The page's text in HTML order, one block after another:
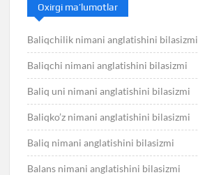
Oxirgi ma’lumotlar
Baliqchilik nimani anglatishini bilasizmi
Baliqchi nimani anglatishini bilasizmi
Baliq uni nimani anglatishini bilasizmi
Baliqko’z nimani anglatishini bilasizmi
Baliq nimani anglatishini bilasizmi
Balans nimani anglatishini bilasizmi